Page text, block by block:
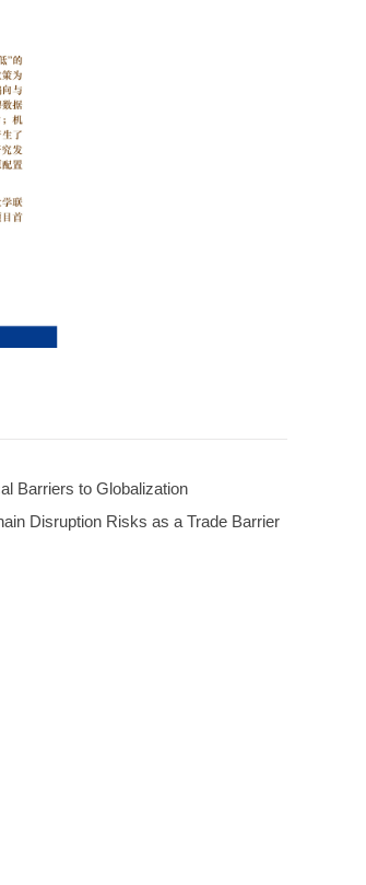
Barriers to Globalization
Disruption Risks as a Trade Barrier